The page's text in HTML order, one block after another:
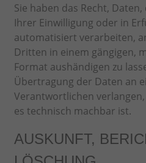
Sie haben das Recht,
Ihrer Einwilligung oder in
automatisiert verarbeiten,
Dritten in einem gängigen,
Format aushändigen zu
Übertragung der Daten an
Verantwortlichen
es technisch machbar ist.
AUSKUNFT,